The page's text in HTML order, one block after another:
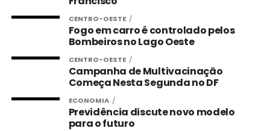
CENTRO-OESTE
Fogo em carro é controlado pelos
Bombeiros no Lago Oeste
CENTRO-OESTE
Campanha de Multivacinação
Começa Nesta Segunda no DF
ECONOMIA
Previdência discute novo modelo
para o futuro